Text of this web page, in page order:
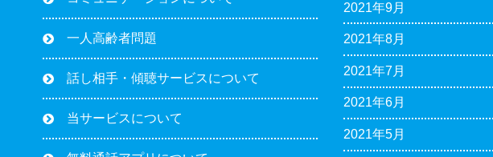
一人高齢者問題
話し相手・傾聴サービスについて
当サービスについて
2021年9月
2021年8月
2021年7月
2021年6月
2021年5月